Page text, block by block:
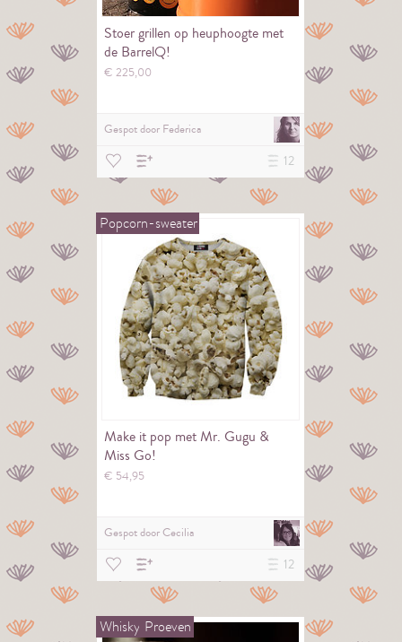
Stoer grillen op heuphoogte met
de BarrelQ!
€225,00
Gespot door Federica
12
Popcorn-sweater
Make it pop met Mr. Gugu &
Miss Go!
€ 54,95
Gespot doorCecilia
12
Whisky Proeven